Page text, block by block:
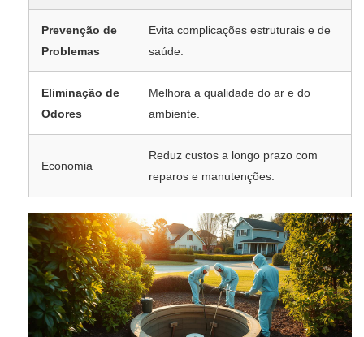
Prevenção de
Problemas
Evita complicações estruturais e de
saúde.
Eliminação de
Odores
Melhora a qualidade do ar e do
ambiente.
Economia
Reduz custos a longo prazo com
reparos e manutenções.